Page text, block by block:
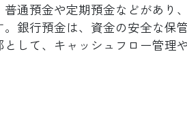
通預金や定期預金などがあり
銀行預金は、資金の安全な保
して、キャッシュフロー管理